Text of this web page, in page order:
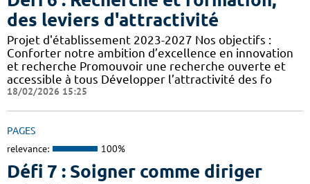
des leviers d'attractivité
Projet d'établissement 2023-2027 Nos objectifs :
Conforter notre ambition d’excellence en innovation
et recherche Promouvoir une recherche ouverte et
accessible à tous Développer l’attractivité des fo
18/02/2026 15:25
PAGES
relevance: 100%
Défi 7 : Soigner comme diriger